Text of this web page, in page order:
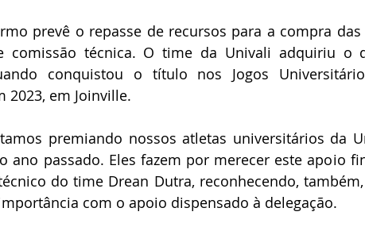
comissão técnica. O time da Univali adquiriu o
conquistou o título nos Jogos
2023, em Joinville.
ano passado. Eles fazem por merecer este apoio
do time Drean Dutra, reconhecendo,
com o apoio dispensado à delegação.